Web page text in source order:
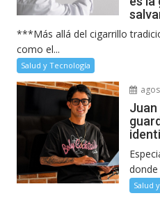
***Más allá del cigarrillo
como el...
Salud y Tecnología
donde
Salud